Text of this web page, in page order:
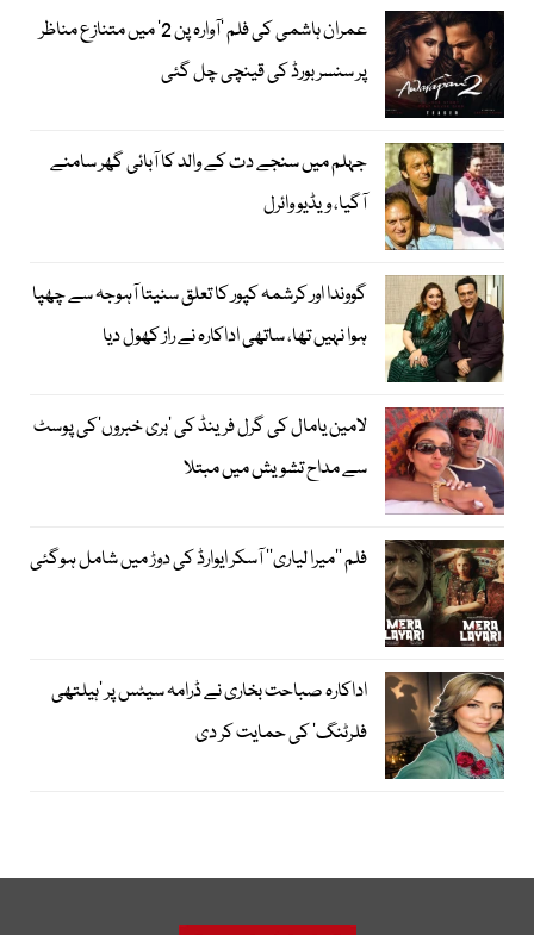
عمران ہاشمی کی فلم ’آوارہ پن 2‘ میں متنازع مناظر
پر سنسر بورڈ کی قینچی چل گئی
جہلم میں سنجے دت کے والد کا آبائی گھر سامنے
آگیا، ویڈیو وائرل
گووندا اور کرشمہ کپور کا تعلق سنیتا آہوجہ سے چھپا
ہوا نہیں تھا، ساتھی اداکارہ نے راز کھول دیا
لامین یامال کی گرل فرینڈ کی ’بری خبروں‘کی پوسٹ
سے مداح تشویش میں مبتلا
فلم ’’میرا لیاری‘‘ آسکر ایوارڈ کی دوڑ میں شامل ہوگئی
اداکارہ صباحت بخاری نے ڈرامہ سیٹس پر ’ہیلتھی
فلرٹنگ‘ کی حمایت کر دی